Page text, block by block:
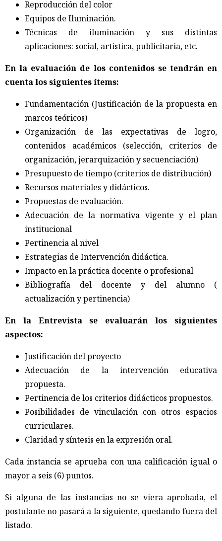
Reproducción del color
Equipos de Iluminación.
Técnicas de iluminación y sus distintas
aplicaciones: social, artística, publicitaria, etc.
En la evaluación de los contenidos se tendrán en
cuenta los siguientes ítems:
Fundamentación (Justificación de la propuesta en
marcos teóricos)
Organización de las expectativas de logro,
contenidos académicos (selección, criterios de
organización, jerarquización y secuenciación)
Presupuesto de tiempo (criterios de distribución)
Recursos materiales y didácticos.
Propuestas de evaluación.
Adecuación de la normativa vigente y el plan
institucional
Pertinencia al nivel
Estrategias de Intervención didáctica.
Impacto en la práctica docente o profesional
Bibliografía del docente y del alumno (
actualización y pertinencia)
En la Entrevista se evaluarán los siguientes
aspectos:
Justificación del proyecto
Adecuación de la intervención educativa
propuesta.
Pertinencia de los criterios didácticos propuestos.
Posibilidades de vinculación con otros espacios
curriculares.
Claridad y síntesis en la expresión oral.
Cada instancia se aprueba con una calificación igual o
mayor a seis (6) puntos.
Si alguna de las instancias no se viera aprobada, el
postulante no pasará a la siguiente, quedando fuera del
listado.